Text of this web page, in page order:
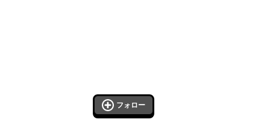
フォロー